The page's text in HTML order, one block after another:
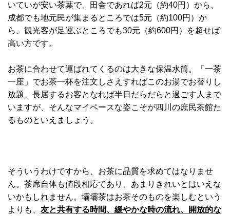
いていが安い茶葉で、田舎であれば2元（約40円）から、
成都でも地元民が集まるところでは5元（約100円）か
ら、観光客が足運ぶところでも30元（約600円）を超せば
高い方です。
お茶に合わせて運ばれてくるのは大きな保温水筒。「一茶
一座」でお茶一杯を注文しさえすればこのお湯でお替りし
放題、長居するお客となれば半日だらだらと過ごす人まで
いますが、そんなマイペースな姿こそが四川の庶民茶館た
るものといえましょう。
そういうわけですから、お茶に品質を求めてはなりませ
ん。茶席自体も値段相応であり、あまりきれいとはいえな
いかもしれません。壩壩茶はお茶そのものを楽しむという
よりも、 友と共有する時間、緩やかな時の流れ、開放的な